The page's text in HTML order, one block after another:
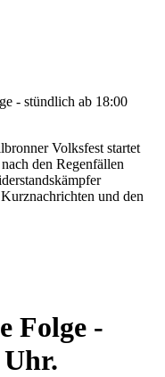
- stündlich ab 18:00
Volksfest startet
den Regenfällen
und den
Folge -